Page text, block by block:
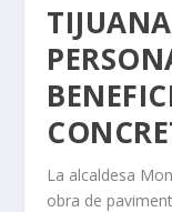
La alcaldesa
obra de